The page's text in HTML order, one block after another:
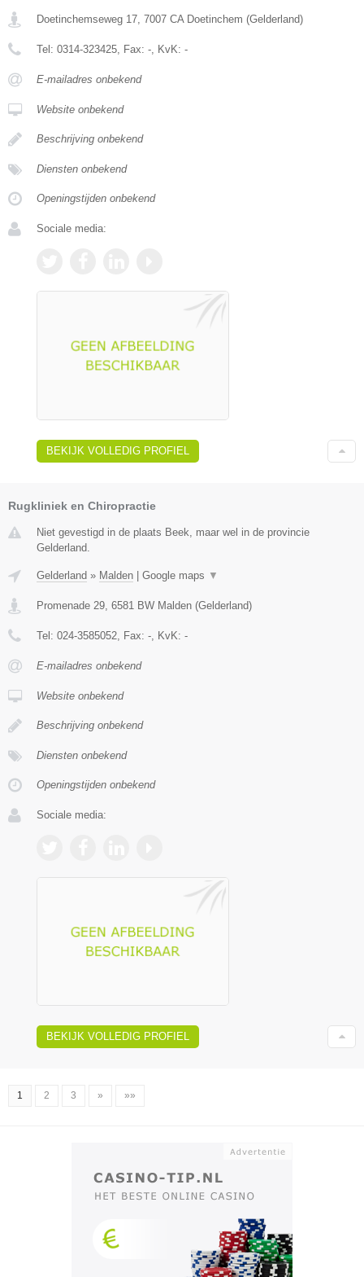
Doetinchemseweg 17, 7007 CA Doetinchem (Gelderland)
Tel: 0314-323425, Fax: -, KvK: -
E-mailadres onbekend
Website onbekend
Beschrijving onbekend
Diensten onbekend
Openingstijden onbekend
Sociale media:
BEKIJK VOLLEDIG PROFIEL
Rugkliniek en Chiropractie
Niet gevestigd in de plaats Beek, maar wel in de provincie
Gelderland.
Gelderland » Malden Google maps ▼
Promenade 29 6581 BW Malden (Gelderland)
Tel: 024-3585052 , Fax: - , KvK: -
E-mailadres onbekend
Website onbekend
Beschrijving onbekend
Diensten onbekend
Openingstijden onbekend
Sociale media:
BEKIJK VOLLEDIG PROFIEL
1 2 3 » »»